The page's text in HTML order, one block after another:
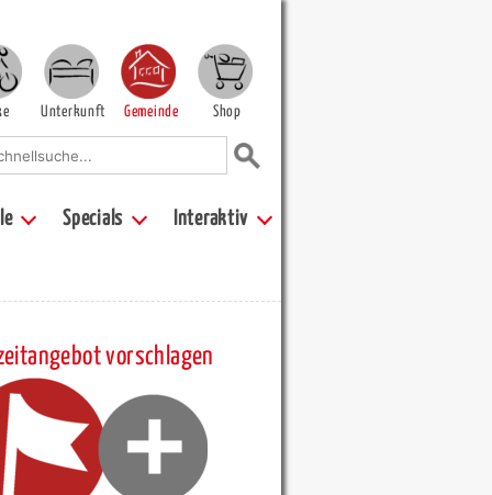
Unterkunft Gemeinde Shop
Specials Interaktiv
vorschlagen